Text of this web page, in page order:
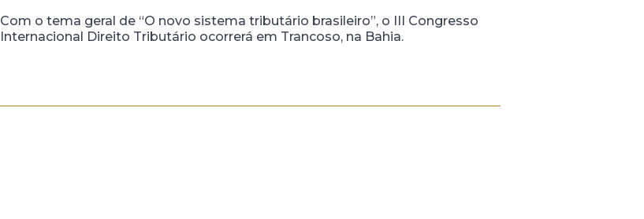
Com o tema geral de “O novo sistema tributário brasileiro”, o III Congresso
Internacional Direito Tributário ocorrerá em Trancoso, na Bahia.